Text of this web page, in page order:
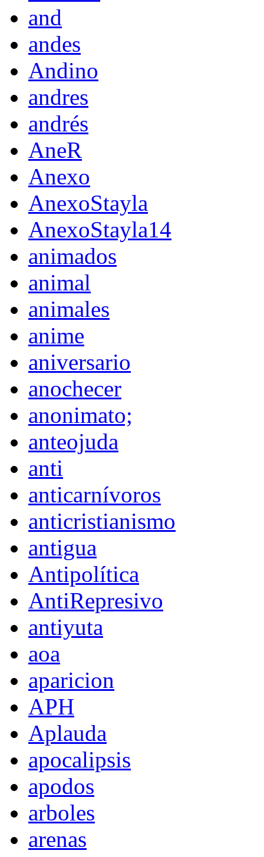
and
andes
Andino
andres
andrés
AneR
Anexo
AnexoStayla
AnexoStayla14
animados
animal
animales
anime
aniversario
anochecer
anonimato;
anteojuda
anti
anticarnívoros
anticristianismo
antigua
Antipolítica
AntiRepresivo
antiyuta
aoa
aparicion
APH
Aplauda
apocalipsis
apodos
arboles
arenas